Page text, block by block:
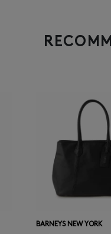
BARNEYS NEW YORK